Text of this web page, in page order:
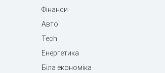
Фінанси
Авто
Tech
Енергетика
Біла економіка